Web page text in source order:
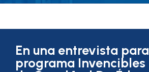
En una entrevista
programa Invencibles